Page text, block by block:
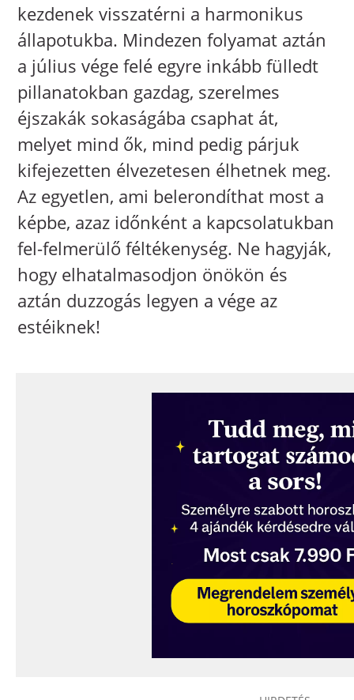
kezdenek visszatérni a harmonikus
állapotukba. Mindezen folyamat aztán
a július vége felé egyre inkább fülledt
pillanatokban gazdag, szerelmes
éjszakák sokaságába csaphat át,
melyet mind ők, mind pedig párjuk
kifejezetten élvezetesen élhetnek meg.
Az egyetlen, ami belerondíthat most a
képbe, azaz időnként a kapcsolatukban
fel-felmerülő féltékenység. Ne hagyják,
hogy elhatalmasodjon önökön és
aztán duzzogás legyen a vége az
estéiknek!